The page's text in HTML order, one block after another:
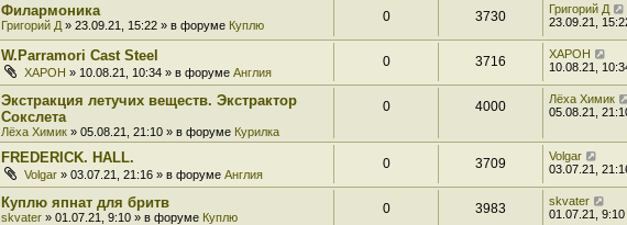
Филармоника
Григорий Д » 23.09.21, 15:22 » в форуме Куплю
0 3730
Григорий Д
23.09.21,
W.Parramori Cast Steel
XAPOH » 10.08.21, 10:34 » в форуме Англия
0 3716
XAPOH
10.08.21,
Экстракция летучих веществ. Экстрактор
Сокслета
Лёха Химик » 05.08.21, 21:10 » в форуме Курилка
0 4000
Лёха Химик
05.08.21,
FREDERICK. HALL.
Volgar » 03.07.21, 21:16 » в форуме Англия
0 3709
Volgar
03.07.21,
Куплю япнат для бритв
skvater » 01.07.21, 9:10 » в форуме Куплю
0 3983
skvater
01.07.21, 9:10